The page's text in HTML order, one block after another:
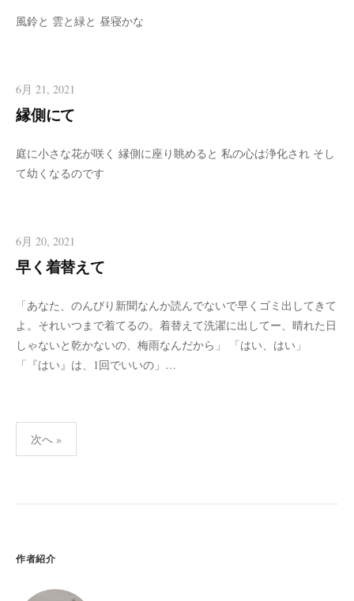
風鈴と 雲と緑と 昼寝かな
6月 21, 2021
縁側にて
庭に小さな花が咲く 縁側に座り眺めると 私の心は浄化され そし
て幼くなるのです
6月 20, 2021
早く着替えて
「あなた、のんびり新聞なんか読んでないで早くゴミ出してきて
よ。それいつまで着てるの。着替えて洗濯に出してー、晴れた日
しゃないと乾かないの、梅雨なんだから」 「はい、はい」
「『はい』は、1回でいいの」…
稿
送
次へ »
作者紹介